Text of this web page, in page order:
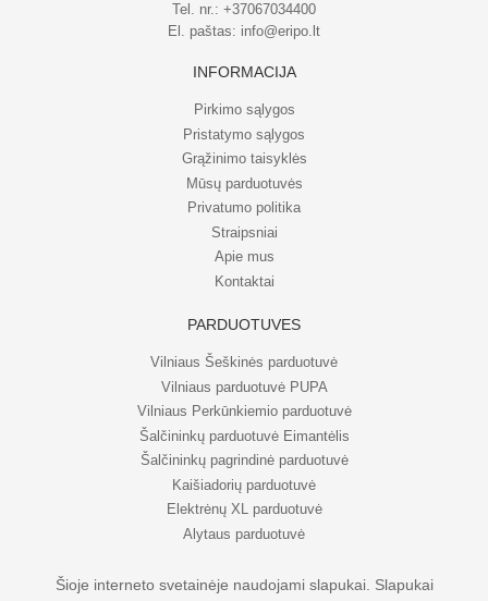
Tel. nr.: +37067034400
El. paštas: info@eripo.lt
INFORMACIJA
Pirkimo sąlygos
Pristatymo sąlygos
Grąžinimo taisyklės
Mūsų parduotuvės
Privatumo politika
Straipsniai
Apie mus
Kontaktai
PARDUOTUVĖS
Vilniaus Šeškinės parduotuvė
Vilniaus parduotuvė PUPA
Vilniaus Perkūnkiemio parduotuvė
Šalčininkų parduotuvė Eimantėlis
Šalčininkų pagrindinė parduotuvė
Kaišiadorių parduotuvė
Elektrėnų XL parduotuvė
Alytaus parduotuvė
Šioje interneto svetainėje naudojami slapukai. Slapukai